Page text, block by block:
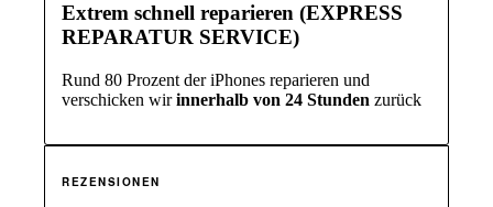
Extrem schnell reparieren (EXPRESS
REPARATUR SERVICE)
Rund 80 Prozent der iPhones reparieren und
verschicken wirinnerhalb von 24 Stunden zurück
REZENSIONEN